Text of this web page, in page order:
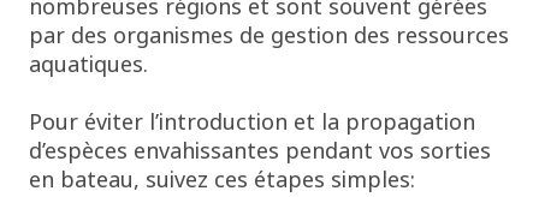
nombreuses régions et sont souvent gérées
par des organismes de gestion des ressources
aquatiques.
Pour éviter l’introduction et la propagation
d’espèces envahissantes pendant vos sorties
en bateau, suivez ces étapes simples: